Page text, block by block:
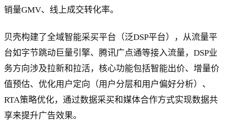
销量GMV、线上成交转化率。
贝壳构建了全域智能采买平台（泛DSP平台），从流量平
台如字节跳动巨量引擎、腾讯广点通等接入流量，DSP业
务方向涉及拉新和拉活，核心功能包括智能出价、增量价
值预估、优化用户定向（用户分层和用户偏好分析）、
RTA策略优化，通过数据采买和媒体合作方式实现数据共
享来提升广告效果。